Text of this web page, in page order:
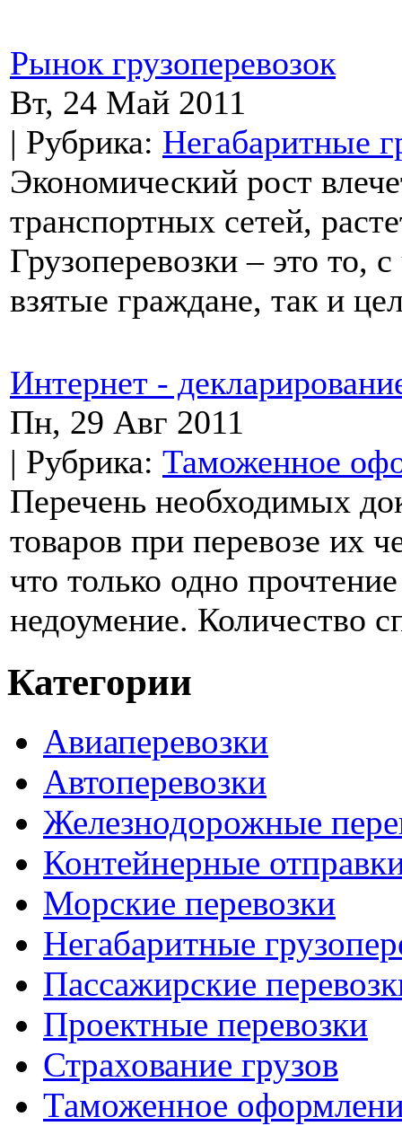
Рынок грузоперевозок
Вт, 24 Май 2011
| Рубрика: Негабаритные
Экономический рост
транспортных сетей,
Грузоперевозки – это то,
взятые граждане, так и
Интернет -
Пн, 29 Авг 2011
| Рубрика: Таможенное
Перечень необходимых
товаров при перевозе их
что только одно
недоумение. Количество
Категории
Авиаперевозки
Автоперевозки
Железнодорожные
Контейнерные
Морские перевозки
Негабаритные
Пассажирские
Проектные перевозки
Страхование грузов
Таможенное